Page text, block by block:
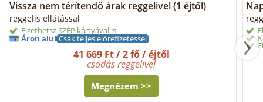
Vissza nem térítendő árak reggelivel (1 éjtől)
reggelis ellátással
Fizethetsz SZÉP kártyával is
Áron alul Csak teljes előrefizetéssel
41 669 Ft / 2 fő / éjtől
csodás reggelivel
Megnézem >>